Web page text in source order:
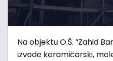
Na objektu O.Š. “Zahid
izvode keramičarski,